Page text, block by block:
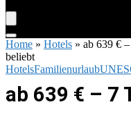
Home » Hotels » ab 639 €
beliebt
HotelsFamilienurlaub
ab 639 € – 7